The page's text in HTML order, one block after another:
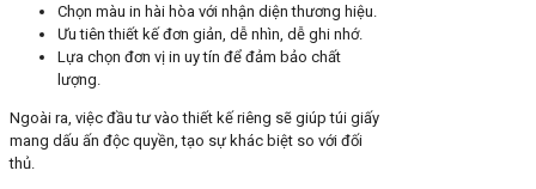
Chọn màu in hài hòa với nhận diện thương hiệu.
Ưu tiên thiết kế đơn giản, dễ nhìn, dễ ghi nhớ.
Lựa chọn đơn vị in uy tín để đảm bảo chất
lượng.
Ngoài ra, việc đầu tư vào thiết kế riêng sẽ giúp túi giấy
mang dấu ấn độc quyền, tạo sự khác biệt so với đối
thủ.